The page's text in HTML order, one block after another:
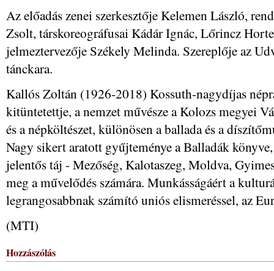
Az előadás zenei szerkesztője Kelemen László,
Zsolt, társkoreográfusai Kádár Ignác, Lőrincz
jelmeztervezője Székely Melinda. Szereplője az
tánckara.
Kallós Zoltán (1926-2018) Kossuth-nagydíjas
kitüntetettje, a nemzet művésze a Kolozs megyei
és a népköltészet, különösen a ballada és a
Nagy sikert aratott gyűjteménye a Balladák
jelentős táj - Mezőség, Kalotaszeg, Moldva,
meg a művelődés számára. Munkásságáért a
legrangosabbnak számító uniós elismeréssel, az
(MTI)
Hozzászólás